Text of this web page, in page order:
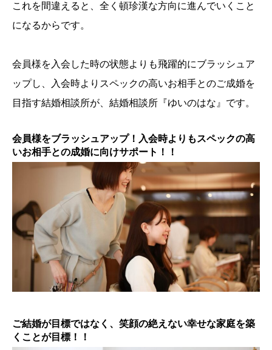
これを間違えると、全く頓珍漢な方向に進んでいくこと
になるからです。
会員様を入会した時の状態よりも飛躍的にブラッシュア
ップし、入会時よりスペックの高いお相手とのご成婚を
目指す結婚相談所が、結婚相談所『ゆいのはな』です。
会員様をブラッシュアップ！入会時よりもスペックの高
いお相手との成婚に向けサポート！！
ご結婚が目標ではなく、笑顔の絶えない幸せな家庭を築
くことが目標！！